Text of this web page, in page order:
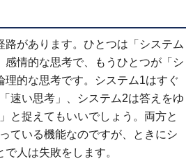
路があります。ひとつは「システム
感情的な思考で、もうひとつが「シ
理的な思考です。システム1はすぐ
速い思考」、システム2は答えをゆ
と捉えてもいいでしょう。両方と
ている機能なのですが、ときにシ
人は失敗をします。